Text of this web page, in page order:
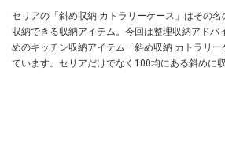
セリアの「斜め収納 カトラリーケース」はその
収納できる収納アイテム。今回は整理収納アド
めのキッチン収納アイテム「斜め収納 カトラリ
ています。セリアだけでなく100均にある斜めに
もご紹介しています。気になる方はぜひ参考にし